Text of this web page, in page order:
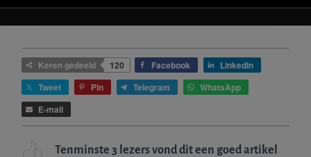
IETS
Keren gedeeld 120 Facebook
LinkedIn
Tweet
Pin Telegram
WhatsApp
E-mail
Tenminste 3 lezers vond dit een goed artikel